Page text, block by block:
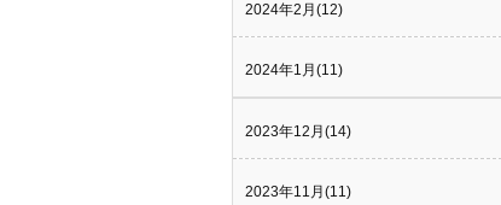
2024年2月(12)
2024年1月(11)
2023年12月(14)
2023年11月(11)